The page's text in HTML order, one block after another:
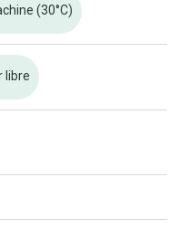
(30°C)
libre